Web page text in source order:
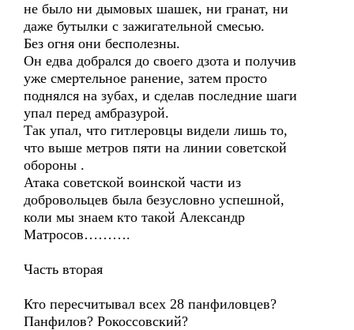
не было ни дымовых шашек, ни гранат, ни
даже бутылки с зажигательной смесью.
Без огня они бесполезны.
Он едва добрался до своего дзота и получив
уже смертельное ранение, затем просто
поднялся на зубах, и сделав последние шаги
упал перед амбразурой.
Так упал, что гитлеровцы видели лишь то,
что выше метров пяти на линии советской
обороны .
Атака советской воинской части из
добровольцев была безусловно успешной,
коли мы знаем кто такой Александр
Матросов……….
Часть вторая
Кто пересчитывал всех 28 панфиловцев?
Панфилов? Рокоссовский?